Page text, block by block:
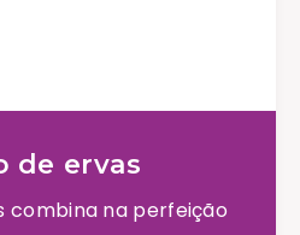
de ervas
combina na perfeição